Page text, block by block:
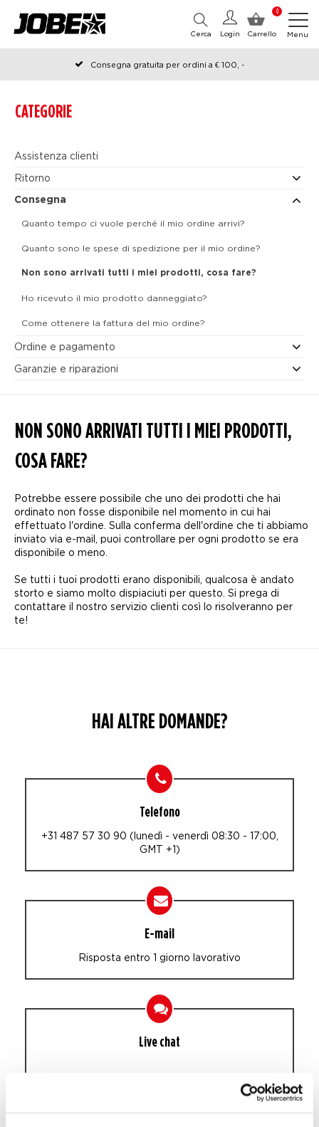
0
Carrello
Login
Cerca Menu
Consegna gratuita per ordini a € 100, -
Ordinato prima delle 12:00 nei giorni lavorativi, spedito lo stesso
CATEGORIE
Assistenza clienti
Ritorno
Consegna
Quanto tempo ci vuole perché il mio ordine arrivi?
Quanto sono le spese di spedizione per il mio ordine?
Non sono arrivati tutti i miei prodotti, cosa fare?
Ho ricevuto il mio prodotto danneggiato?
Come ottenere la fattura del mio ordine?
Ordine e pagamento
Garanzie e riparazioni
NON SONO ARRIVATI TUTTI I MIEI PRODOTTI,
COSA FARE?
Potrebbe essere possibile che uno dei prodotti che hai
ordinato non fosse disponibile nel momento in cui hai
effettuato l'ordine. Sulla conferma dell'ordine che ti abbiamo
inviato via e-mail, puoi controllare per ogni prodotto se era
disponibile o meno.
Se tutti i tuoi prodotti erano disponibili, qualcosa è andato
storto e siamo molto dispiaciuti per questo. Si prega di
contattare il nostro servizio clienti così lo risolveranno per
te!
HAI ALTRE DOMANDE?
Telefono
+31 487 57 30 90 (lunedì - venerdì 08:30 - 17:00,
GMT +1)
E-mail
Risposta entro 1 giorno lavorativo
Live chat